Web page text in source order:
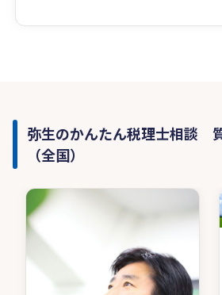
■ こんな方に向いています
・数字に苦手意識はあるが、少
いきたいと考えている
・高圧的ではない、落ち着いて
ている
・オンライン中心で、手間のな
している
弥生のかんたん税理士相談
（全国）